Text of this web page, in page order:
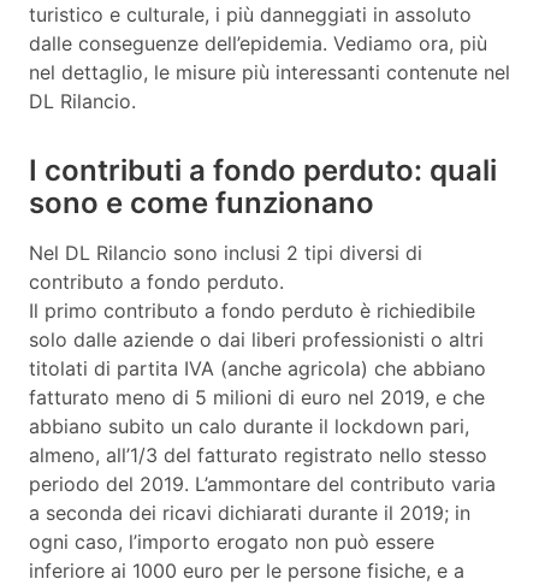
turistico e culturale, i più danneggiati in assoluto
dalle conseguenze dell’epidemia. Vediamo ora, più
nel dettaglio, le misure più interessanti contenute nel
DL Rilancio.
I contributi a fondo perduto: quali
sono e come funzionano
Nel DL Rilancio sono inclusi 2 tipi diversi di
contributo a fondo perduto.
Il primo contributo a fondo perduto è richiedibile
solo dalle aziende o dai liberi professionisti o altri
titolati di partita IVA (anche agricola) che abbiano
fatturato meno di 5 milioni di euro nel 2019, e che
abbiano subito un calo durante il lockdown pari,
almeno, all’1/3 del fatturato registrato nello stesso
periodo del 2019. L’ammontare del contributo varia
a seconda dei ricavi dichiarati durante il 2019; in
ogni caso, l’importo erogato non può essere
inferiore ai 1000 euro per le persone fisiche, e a